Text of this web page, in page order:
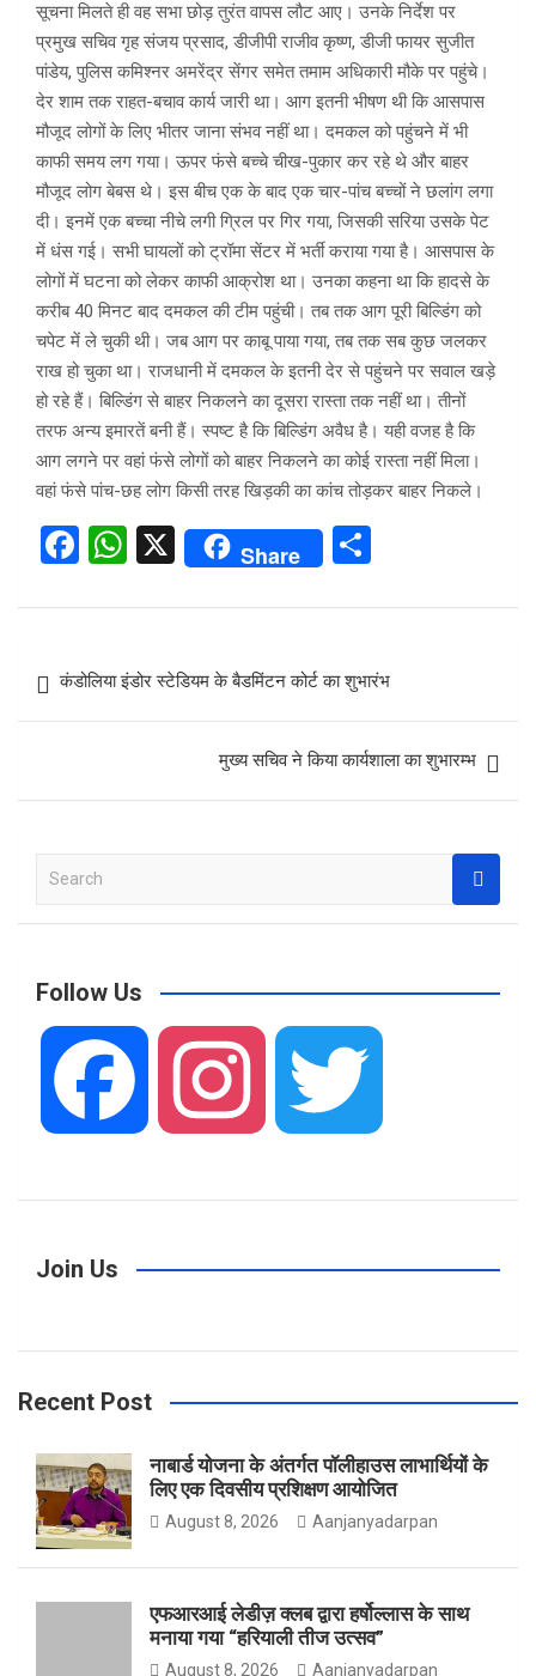
सूचना मिलते ही वह सभा छोड़ तुरंत वापस लौट आए। उनके निर्देश पर
प्रमुख सचिव गृह संजय प्रसाद, डीजीपी राजीव कृष्ण, डीजी फायर सुजीत
पांडेय, पुलिस कमिश्नर अमरेंद्र सेंगर समेत तमाम अधिकारी मौके पर पहुंचे।
देर शाम तक राहत-बचाव कार्य जारी था। आग इतनी भीषण थी कि आसपास
मौजूद लोगों के लिए भीतर जाना संभव नहीं था। दमकल को पहुंचने में भी
काफी समय लग गया। ऊपर फंसे बच्चे चीख-पुकार कर रहे थे और बाहर
मौजूद लोग बेबस थे। इस बीच एक के बाद एक चार-पांच बच्चों ने छलांग लगा
दी। इनमें एक बच्चा नीचे लगी ग्रिल पर गिर गया, जिसकी सरिया उसके पेट
में धंस गई। सभी घायलों को ट्रॉमा सेंटर में भर्ती कराया गया है। आसपास के
लोगों में घटना को लेकर काफी आक्रोश था। उनका कहना था कि हादसे के
करीब 40 मिनट बाद दमकल की टीम पहुंची। तब तक आग पूरी बिल्डिंग को
चपेट में ले चुकी थी। जब आग पर काबू पाया गया, तब तक सब कुछ जलकर
राख हो चुका था। राजधानी में दमकल के इतनी देर से पहुंचने पर सवाल खड़े
हो रहे हैं। बिल्डिंग से बाहर निकलने का दूसरा रास्ता तक नहीं था। तीनों
तरफ अन्य इमारतें बनी हैं। स्पष्ट है कि बिल्डिंग अवैध है। यही वजह है कि
आग लगने पर वहां फंसे लोगों को बाहर निकलने का कोई रास्ता नहीं मिला।
वहां फंसे पांच-छह लोग किसी तरह खिड़की का कांच तोड़कर बाहर निकले।
F
ce
b
o
o
W
at
s
A
p
X Share
ar
e
navigation
कंडोलिया इंडोर स्टेडियम के बैडमिंटन कोर्ट का शुभारंभ
मुख्य सचिव ने किया कार्यशाला का शुभारम्भ
a
c
Follow Us
e
b
o
t
a
g
t
e
Join Us
Recent Post
नाबार्ड योजना के अंतर्गत पॉलीहाउस लाभार्थियों के
लिए एक दिवसीय प्रशिक्षण आयोजित
August 8, 2026 Aanjanyadarpan
एफआरआई लेडीज़ क्लब द्वारा हर्षोल्लास के साथ
मनाया गया “हरियाली तीज उत्सव”
August 8, 2026 Aanjanyadarpan